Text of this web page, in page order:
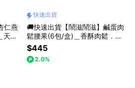
仁燕
天然
天
快速出貨
🚚快速出貨【鬧滋鬧滋】鹹蛋肉
鬆腰果(6包/盒)＿香酥肉鬆．金
沙鹹香＿熱銷冠軍
$445
2.0%